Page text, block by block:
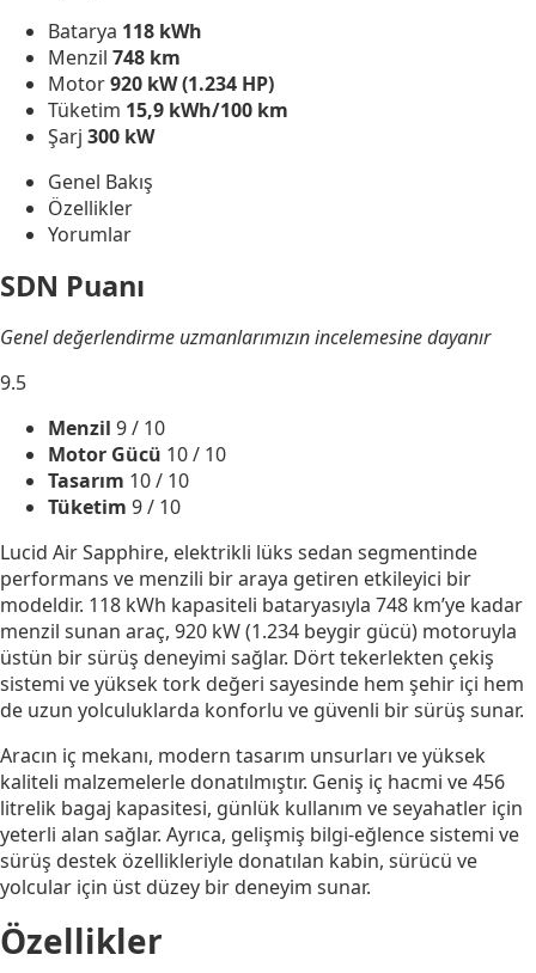
Batarya 118 kWh
Menzil 748 km
Motor920 kW (1.234 HP)
Tüketim 15,9 kWh/100 km
Şarj 300 kW
Genel Bakış
Özellikler
Yorumlar
SDN Puanı
Genel değerlendirme uzmanlarımızın incelemesine dayanır
9.5
Menzil 9/ 10
Motor Gücü 10/ 10
Tasarım 10/ 10
Tüketim 9/ 10
Lucid Air Sapphire, elektrikli lüks sedan segmentinde
performans ve menzili bir araya getiren etkileyici bir
modeldir. 118 kWh kapasiteli bataryasıyla 748 km’ye kadar
menzil sunan araç, 920 kW (1.234 beygir gücü) motoruyla
üstün bir sürüş deneyimi sağlar. Dört tekerlekten çekiş
sistemi ve yüksek tork değeri sayesinde hem şehir içi hem
de uzun yolculuklarda konforlu ve güvenli bir sürüş sunar.
Aracın iç mekanı, modern tasarım unsurları ve yüksek
kaliteli malzemelerle donatılmıştır. Geniş iç hacmi ve 456
litrelik bagaj kapasitesi, günlük kullanım ve seyahatler için
yeterli alan sağlar. Ayrıca, gelişmiş bilgi-eğlence sistemi ve
sürüş destek özellikleriyle donatılan kabin, sürücü ve
yolcular için üst düzey bir deneyim sunar.
Özellikler